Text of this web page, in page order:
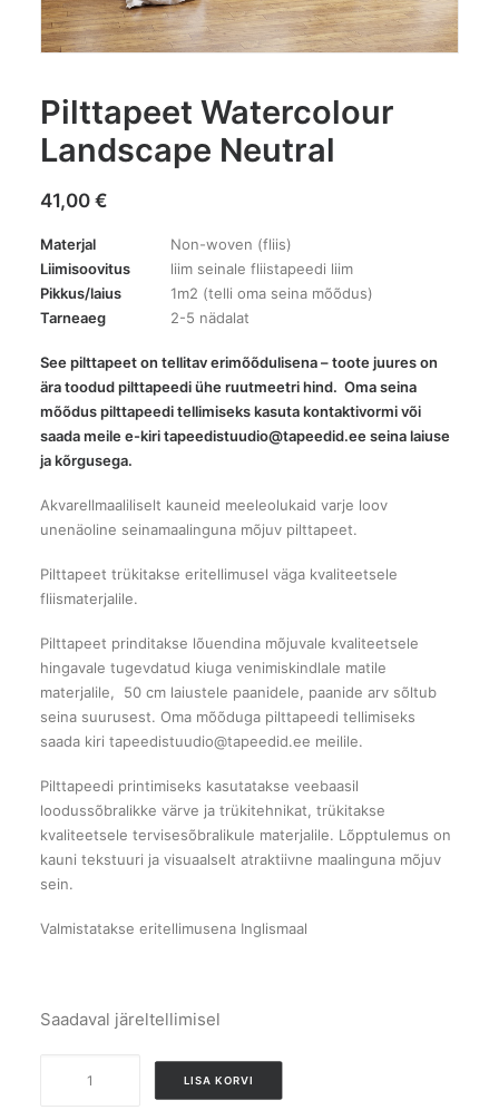
Pilttapeet Watercolour
Landscape Neutral
41,00 €
Materjal
Non-woven (fliis)
Liimisoovitus
liim seinale fliistapeedi liim
Pikkus/laius
1m2 (telli oma seina mõõdus)
Tarneaeg
2-5 nädalat
See pilttapeet on tellitav erimõõdulisena – toote juures on
ära toodud pilttapeedi ühe ruutmeetri hind. Oma seina
mõõdus pilttapeedi tellimiseks kasuta kontaktivormi või
saada meile e-kiri tapeedistuudio@tapeedid.ee seina laiuse
ja kõrgusega.
Akvarellmaaliliselt kauneid meeleolukaid varje loov
unenäoline seinamaalinguna mõjuv pilttapeet.
Pilttapeet trükitakse eritellimusel väga kvaliteetsele
fliismaterjalile.
Pilttapeet prinditakse lõuendina mõjuvale kvaliteetsele
hingavale tugevdatud kiuga venimiskindlale matile
materjalile, 50 cm laiustele paanidele, paanide arv sõltub
seina suurusest. Oma mõõduga pilttapeedi tellimiseks
saada kiri tapeedistuudio@tapeedid.ee meilile.
Pilttapeedi printimiseks kasutatakse veebaasil
loodussõbralikke värve ja trükitehnikat, trükitakse
kvaliteetsele tervisesõbralikule materjalile. Lõpptulemus on
kauni tekstuuri ja visuaalselt atraktiivne maalinguna mõjuv
sein.
Valmistatakse eritellimusena Inglismaal
Saadaval järeltellimisel
LISA KORVI